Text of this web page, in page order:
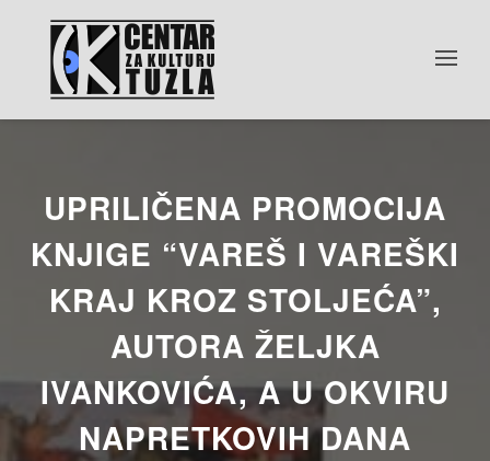
UPRILIČENA PROMOCIJA
KNJIGE “VAREŠ I VAREŠKI
KRAJ KROZ STOLJEĆA”,
AUTORA ŽELJKA
IVANKOVIĆA, A U OKVIRU
NAPRETKOVIH DANA